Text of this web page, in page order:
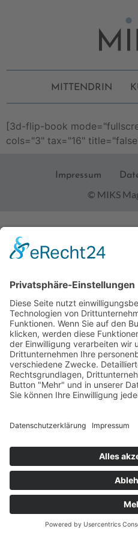
MITTENDRIN
[3d-flip-book
cols="3" tax="16"
Impressum
© MIKS